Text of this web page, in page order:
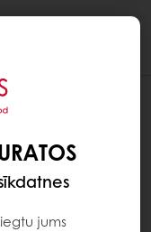
jums